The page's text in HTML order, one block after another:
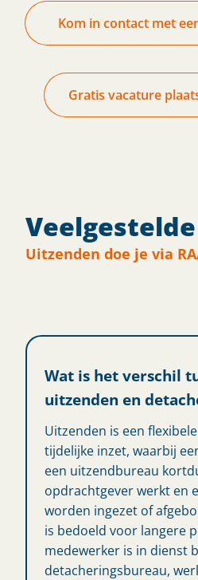
Kom in contact met
Gratis vacature
Uitzenden doe je via
Wat is het verschil
uitzenden en
Uitzenden is een
tijdelijke inzet, waarbij
een uitzendbureau
opdrachtgever werkt en
worden ingezet of
is bedoeld voor langere
medewerker is in dienst
detacheringsbureau,